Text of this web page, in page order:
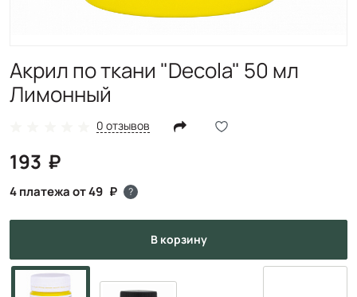
Акрил по ткани "Decola" 50 мл
Лимонный
0 отзывов
193
4 платежа от 49 ?
в корзину